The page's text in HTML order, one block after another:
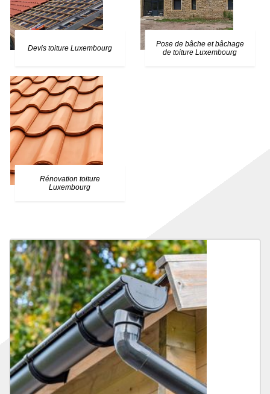
Devis toiture Luxembourg
Pose de bâche et bâchage
de toiture Luxembourg
Rénovation toiture
Luxembourg